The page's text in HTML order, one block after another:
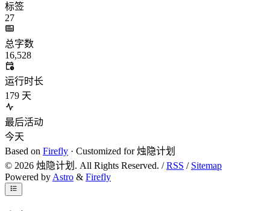
标签
27
总字数
16,528
运行时长
179 天
最后活动
今天
Based on Firefly · Customized for 烛隐计划
© 2026 烛隐计划. All Rights Reserved. /RSS / Sitemap
Powered by Astro & Firefly